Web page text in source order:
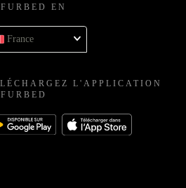
EN
France
L'APPLICATION